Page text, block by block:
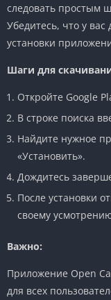
следовать простым
Убедитесь, что у вас
установки
Шаги для
Откройте Google
В строке поиска
Найдите нужное
«Установить».
Дождитесь
После установки
своему
Важно:
Приложение Open
для всех